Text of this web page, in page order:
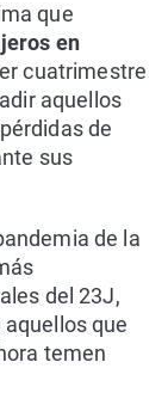
que
en
cuatrimestre
aquellos
de
sus
de la
del 23J,
que
temen